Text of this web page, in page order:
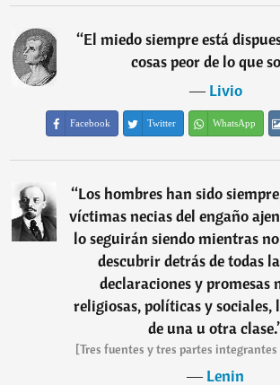
“El miedo siempre está
cosas peor de lo que
―Livio
Facebook Twitter WhatsApp
“Los hombres han sido
víctimas necias del engaño
lo seguirán siendo mientras
descubrir detrás de todas
declaraciones y promesas
religiosas, políticas y sociales,
de una u otra clase.
[Tres fuentes y tres partes
―Lenin